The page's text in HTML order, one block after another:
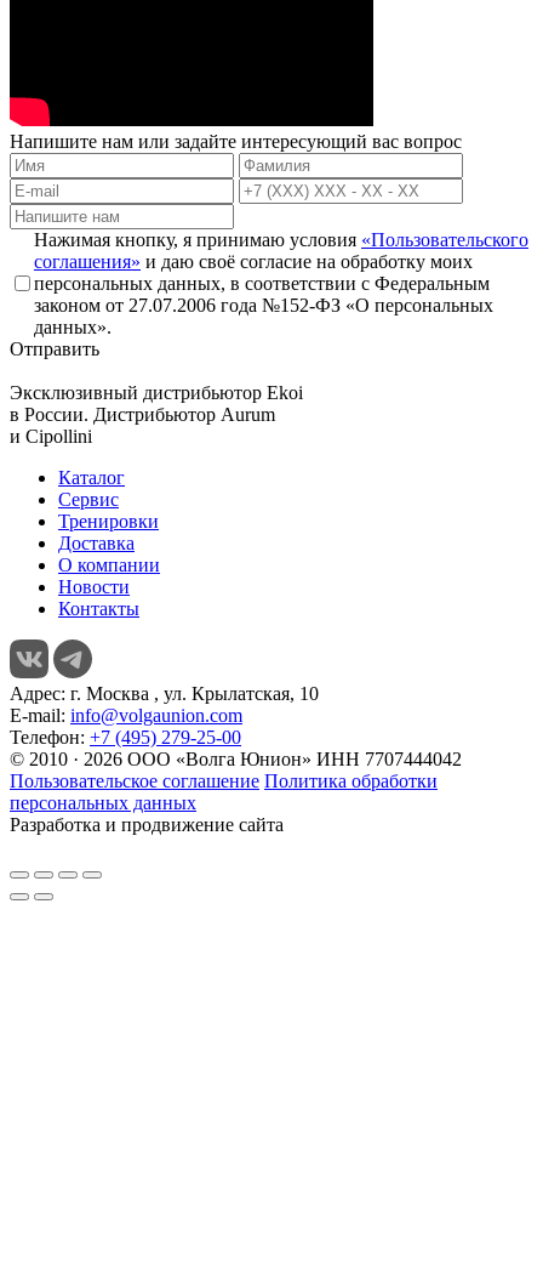
Напишите нам или задайте интересующий вас вопрос
Нажимая кнопку, я принимаю условия «Пользовательского
соглашения» и даю своё согласие на обработку моих
персональных данных, в соответствии с Федеральным
законом от 27.07.2006 года №152-ФЗ «О персональных
данных».
Отправить
Эксклюзивный дистрибьютор Ekoi
в России. Дистрибьютор Aurum
и Cipollini
Каталог
Сервис
Тренировки
Доставка
О компании
Новости
Контакты
Адрес: г. Москва , ул. Крылатская, 10
E-mail: info@volgaunion.com
Телефон: +7 (495) 279-25-00
© 2010 · 2026 ООО «Волга Юнион» ИНН 7707444042
Пользовательское соглашение Политика обработки
персональных данных
Разработка и продвижение сайта